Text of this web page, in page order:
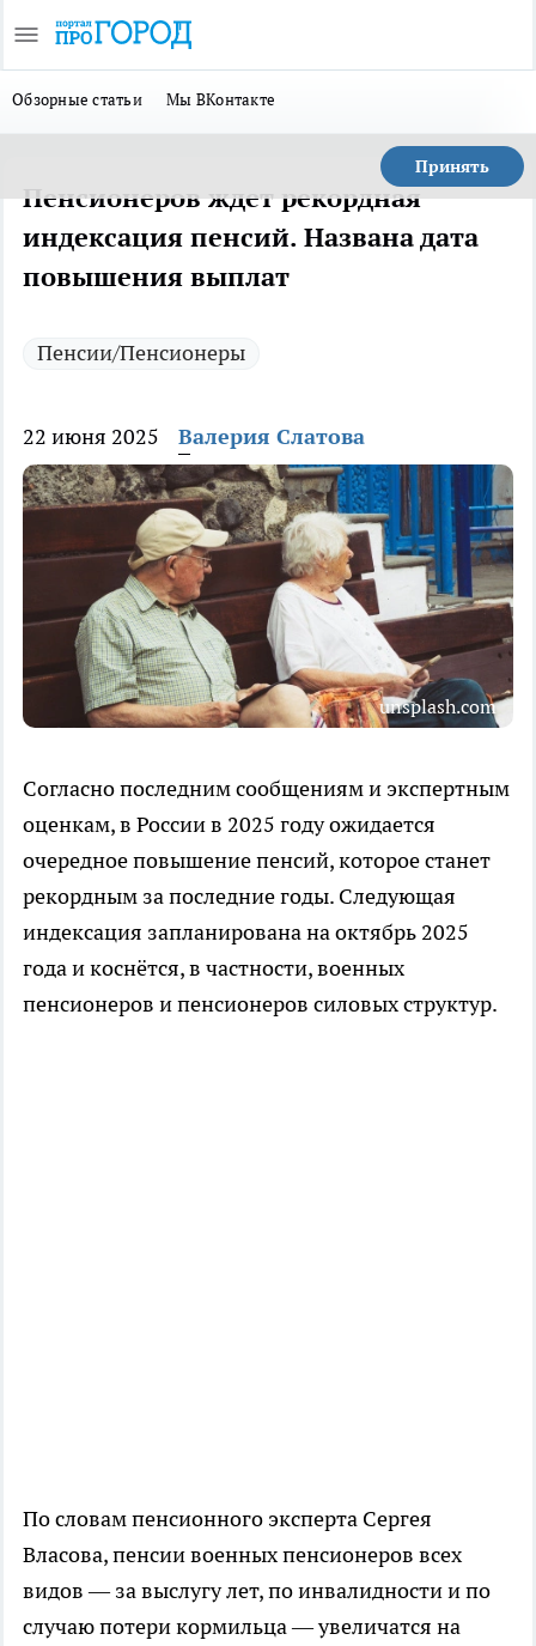
Обзорные статьи Мы ВКонтакте
Принять
Пенсионеров ждет рекордная
индексация пенсий. Названа дата
повышения выплат
Пенсии/Пенсионеры
22 июня 2025 Валерия Слатова
unsplash.com
Согласно последним сообщениям и экспертным
оценкам, в России в 2025 году ожидается
очередное повышение пенсий, которое станет
рекордным за последние годы. Следующая
индексация запланирована на октябрь 2025
года и коснётся, в частности, военных
пенсионеров и пенсионеров силовых структур.
По словам пенсионного эксперта Сергея
Власова, пенсии военных пенсионеров всех
видов — за выслугу лет, по инвалидности и по
случаю потери кормильца — увеличатся на